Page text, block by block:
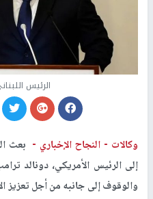
الرئيس
وكالات - النجاح الإخباري - بعث
إلى الرئيس الأمريكي، دونالد
والوقوف إلى جانبه من أجل